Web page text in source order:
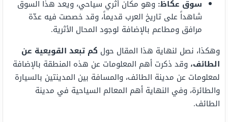
سوق عكاظ: وهو مكان أثري سياحي، ويعد هذا السوق
شاهداً على تاريخ العرب قديماً، وقد خصصت فيه عدّة
مرافق ومطاعم بالإضافة لوجود المحال الأثرية.
وهكذا، نصل لنهاية هذا المقال حول كم تبعد القويعية عن
الطائف، وقد ذكرت أهم المعلومات عن هذه المنطقة بالإضافة
لمعلومات عن مدينة الطائف، والمسافة بين المدينتين بالسيارة
والطائرة، وفي النهاية أهم المعالم السياحية في مدينة
الطائف.